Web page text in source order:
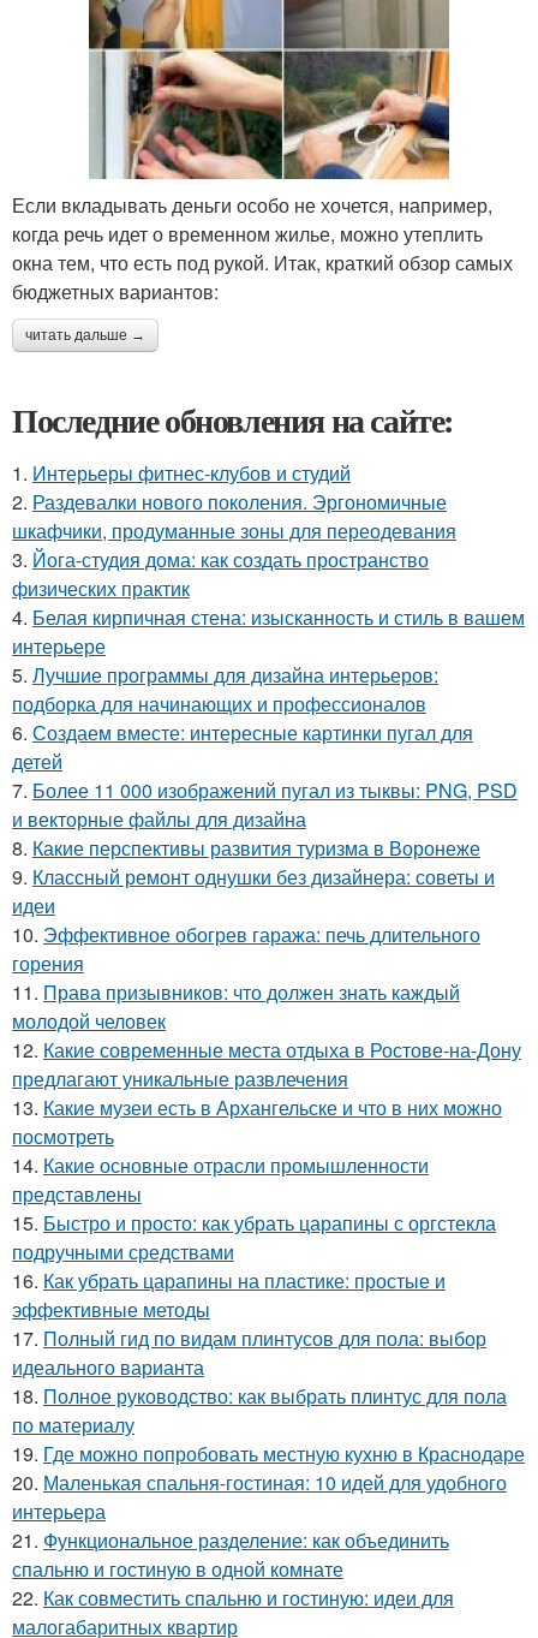
Если вкладывать деньги особо не хочется, например,
когда речь идет о временном жилье, можно утеплить
окна тем, что есть под рукой. Итак, краткий обзор самых
бюджетных вариантов:
читать дальше →
Последние обновления на сайте:
1. Интерьеры фитнес-клубов и студий
2. Раздевалки нового поколения. Эргономичные
шкафчики, продуманные зоны для переодевания
3. Йога-студия дома: как создать пространство
физических практик
4. Белая кирпичная стена: изысканность и стиль в вашем
интерьере
5. Лучшие программы для дизайна интерьеров:
подборка для начинающих и профессионалов
6. Создаем вместе: интересные картинки пугал для
детей
7. Более 11 000 изображений пугал из тыквы: PNG, PSD
и векторные файлы для дизайна
8. Какие перспективы развития туризма в Воронеже
9. Классный ремонт однушки без дизайнера: советы и
идеи
10. Эффективное обогрев гаража: печь длительного
горения
11. Права призывников: что должен знать каждый
молодой человек
12. Какие современные места отдыха в Ростове-на-Дону
предлагают уникальные развлечения
13. Какие музеи есть в Архангельске и что в них можно
посмотреть
14. Какие основные отрасли промышленности
представлены
15. Быстро и просто: как убрать царапины с оргстекла
подручными средствами
16. Как убрать царапины на пластике: простые и
эффективные методы
17. Полный гид по видам плинтусов для пола: выбор
идеального варианта
18. Полное руководство: как выбрать плинтус для пола
по материалу
19. Где можно попробовать местную кухню в Краснодаре
20. Маленькая спальня-гостиная: 10 идей для удобного
интерьера
21. Функциональное разделение: как объединить
спальню и гостиную в одной комнате
22. Как совместить спальню и гостиную: идеи для
малогабаритных квартир